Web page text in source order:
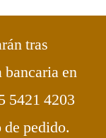
Dulces
tras
en
5421 4203
pedido.